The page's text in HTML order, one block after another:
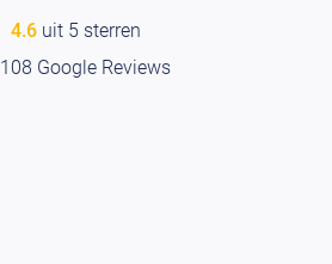
4.6 uit 5 sterren
108 Google Reviews